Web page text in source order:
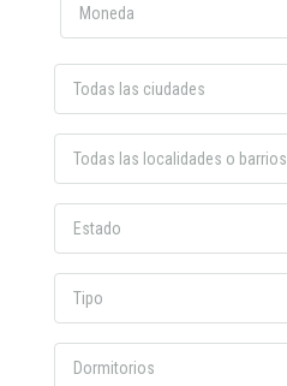
Moneda
Todas las ciudades
Todas las localidades o barrios
Estado
Tipo
Dormitorios